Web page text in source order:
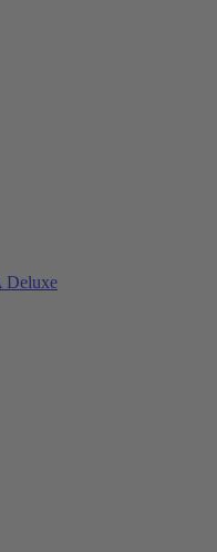
Deluxe